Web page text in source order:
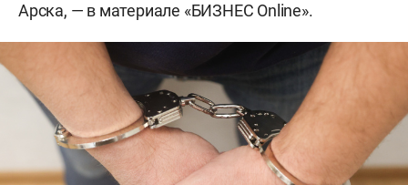
Арска, — в материале «БИЗНЕС Online».